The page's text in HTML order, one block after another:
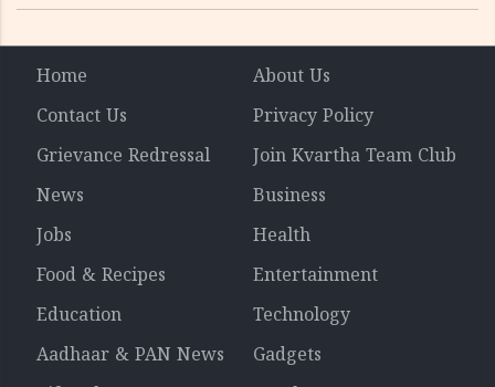
Home
About Us
Contact Us
Privacy Policy
Grievance Redressal
Join Kvartha Team Club
News
Business
Jobs
Health
Food & Recipes
Entertainment
Education
Technology
Aadhaar & PAN News
Gadgets